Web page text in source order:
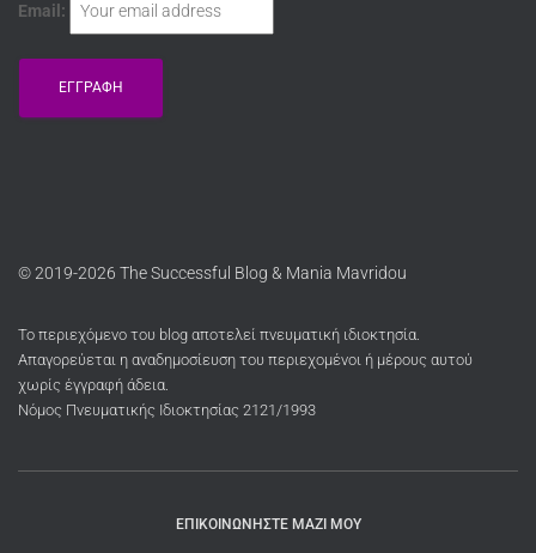
Email:
© 2019-2026 The Successful Blog & Mania Mavridou
Το περιεχόμενο του blog αποτελεί πνευματική ιδιοκτησία.
Απαγορεύεται η αναδημοσίευση του περιεχομένοι ή μέρους αυτού
χωρίς έγγραφή άδεια.
Νόμος Πνευματικής Ιδιοκτησίας 2121/1993
ΕΠΙΚΟΙΝΩΝΉΣΤΕ ΜΑΖΊ ΜΟΥ